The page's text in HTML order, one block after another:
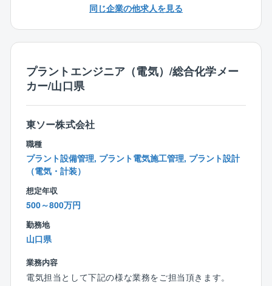
【事業所について】
（1）南陽事業所
■アジア最大級のプラント設備を保有
■敷地面積は、東京ドーム約65個分！
■ビニル・イソシアネート・チェーンをはじめ、コモデ
ィティとスペシャリティが融合した、東ソー発祥の主
要生産拠点
■単一工場としては日本最大級の敷地、電力会社並みの
発電能力、大型船舶が接岸できる港湾設備など、世界
トップレベルのインフラを有します
■高圧ガス製造保安責任者免状
同じ企業の他求人を見る
プラントエンジニア（電気）/総合化学メー
カー/山口県
東ソー株式会社
職種
プラント設備管理, プラント電気施工管理, プラント設計
（電気・計装）
想定年収
500～800万円
勤務地
山口県
業務内容
電気担当として下記の様な業務をご担当頂きます。